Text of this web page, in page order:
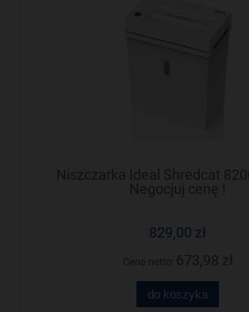
Niszczarka Ideal Shredcat
Negocjuj cenę !
829,00 zł
do koszyka